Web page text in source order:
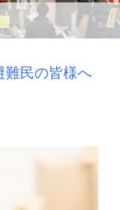
難民の皆様へ